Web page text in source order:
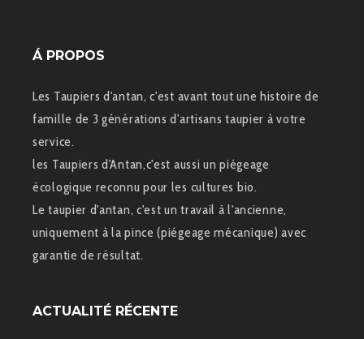
Á PROPOS
Les Taupiers d'antan, c'est avant tout une histoire de
famille de 3 générations d'artisans taupier à votre
service.
les Taupiers d'Antan,c'est aussi un piégeage
écologique reconnu pour les cultures bio.
Le taupier d'antan, c'est un travail à l'ancienne,
uniquement à la pince (piégeage mécanique) avec
garantie de résultat.
ACTUALITÉ RÉCENTE